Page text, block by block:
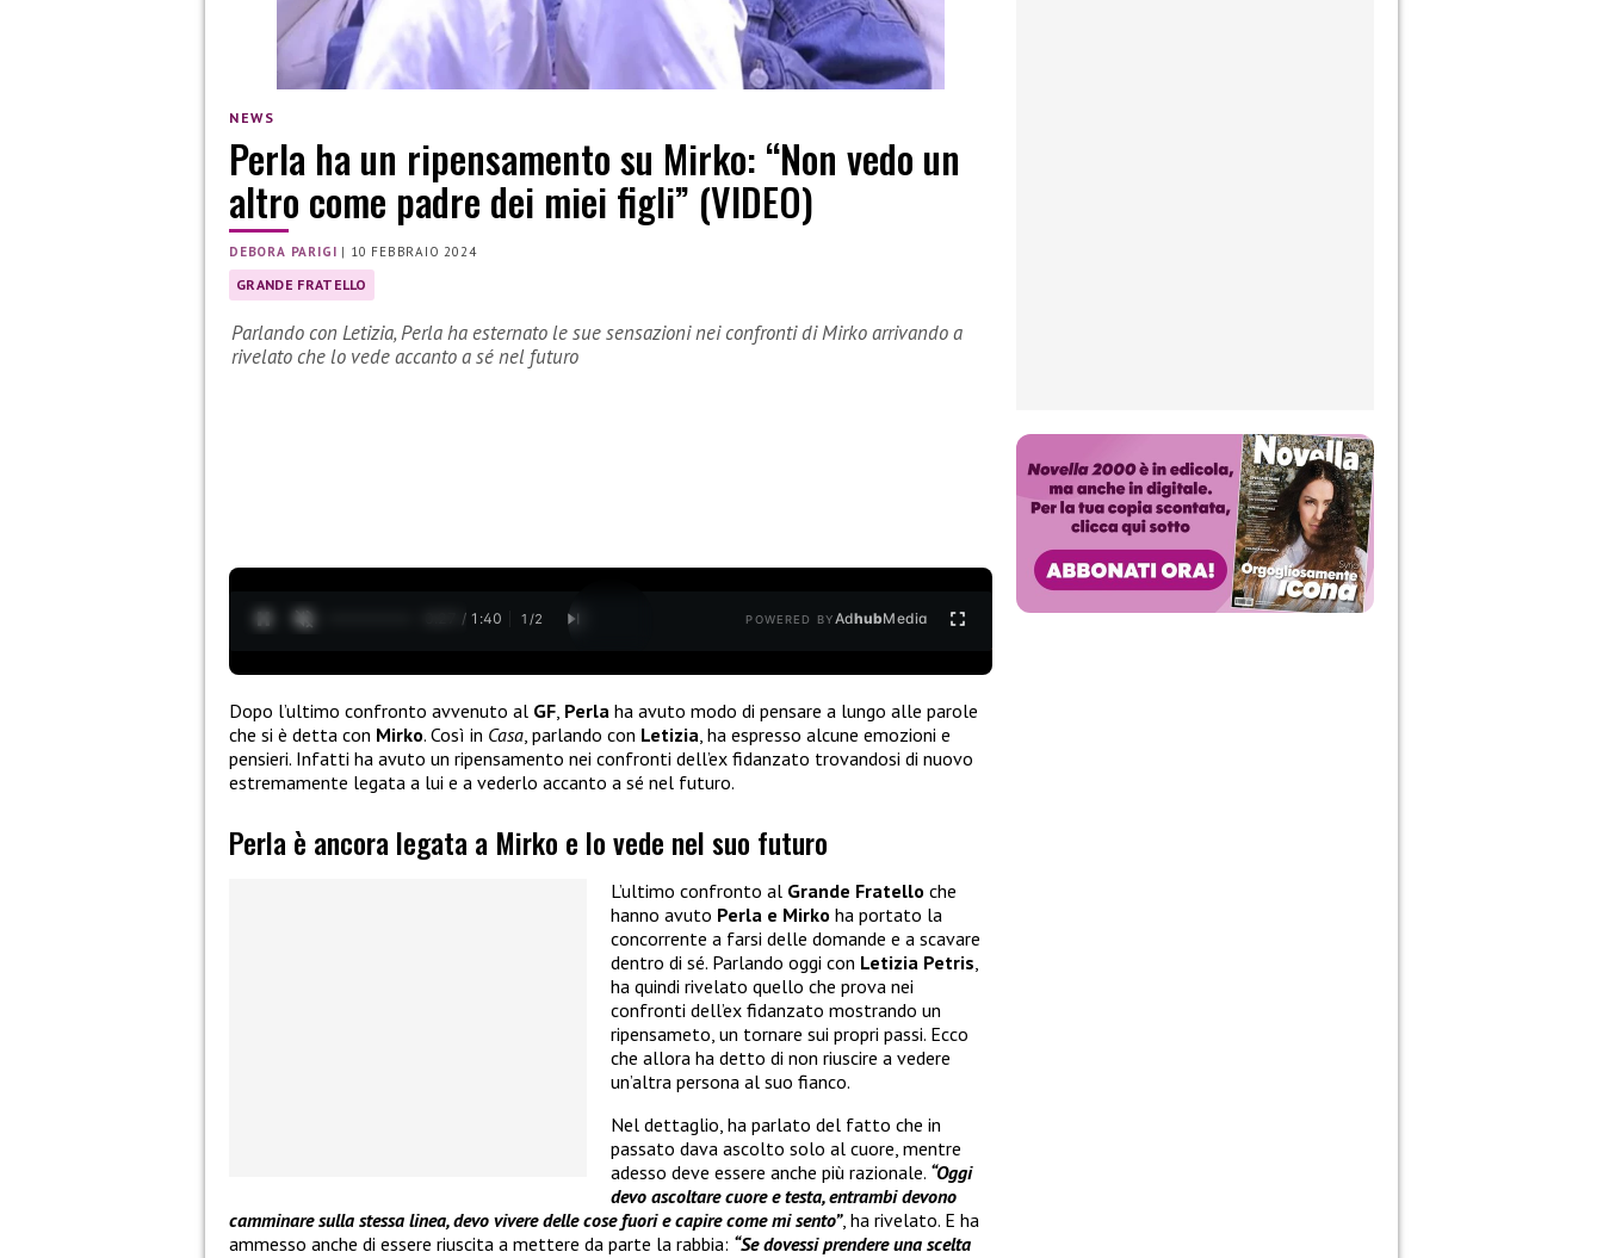
NEWS
Perla ha un ripensamento su Mirko: “Non vedo un
altro come padre dei miei figli” (VIDEO)
DEBORA PARIGI | 10 FEBBRAIO 2024
GRANDE FRATELLO
Parlando con Letizia, Perla ha esternato le sue sensazioni nei confronti di Mirko arrivando a
rivelato che lo vede accanto a sé nel futuro
0:28 / 1:40 1 /2 POWERED BYAdhubMedia
Dopo l’ultimo confronto avvenuto al GF Perla ha avuto modo di pensare a lungo alle parole
che si è detta con Mirko. Così in Casa , parlando con Letizia , ha espresso alcune emozioni e
pensieri. Infatti ha avuto un ripensamento nei confronti dell’ex fidanzato trovandosi di nuovo
estremamente legata a lui e a vederlo accanto a sé nel futuro.
Perla è ancora legata a Mirko e lo vede nel suo futuro
L’ultimo confronto al Grande Fratello che
hanno avuto Perla e Mirko ha portato la
concorrente a farsi delle domande e a scavare
dentro di sé. Parlando oggi con Letizia Petris,
ha quindi rivelato quello che prova nei
confronti dell’ex fidanzato mostrando un
ripensameto, un tornare sui propri passi. Ecco
che allora ha detto di non riuscire a vedere
un’altra persona al suo fianco.
Nel dettaglio, ha parlato del fatto che in
passato dava ascolto solo al cuore, mentre
adesso deve essere anche più razionale. “Oggi
devo ascoltare cuore e testa, entrambi devono
camminare sulla stessa linea, devo vivere delle cose fuori e capire come mi sento”, ha rivelato. E ha
ammesso anche di essere riuscita a mettere da parte la rabbia: “Se dovessi prendere una scelta